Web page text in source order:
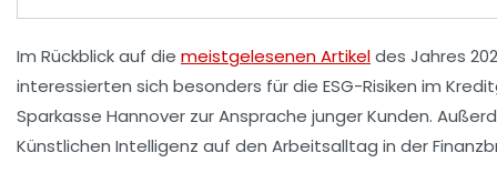
Im Rückblick auf die meistgelesenen Artikeldes Jahres
interessierten sich besonders für die ESG-Risiken im
Sparkasse Hannover zur Ansprache junger Kunden.
Künstlichen Intelligenz auf den Arbeitsalltag in der